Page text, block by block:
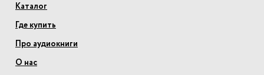
Каталог
Где купить
Про аудиокниги
О нас